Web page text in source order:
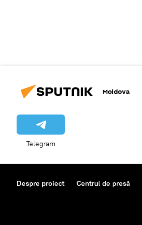
Moldova
Telegram
Despre proiect Centrul de presă